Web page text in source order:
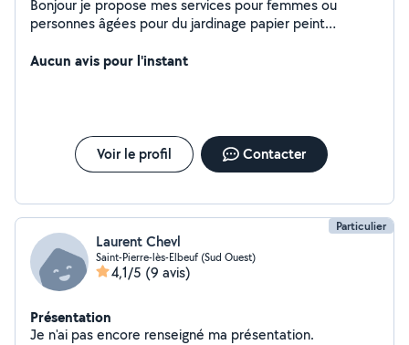
Bonjour je propose mes services pour femmes ou
personnes âgées pour du jardinage papier peint
quelque heure avec la personne
Aucun avis pour l'instant
Voir le profil Contacter
Particulier
Laurent Chevl
Saint-Pierre-lès-Elbeuf (Sud Ouest)
4,1/5 (9 avis)
Présentation
Je n'ai pas encore renseigné ma présentation.